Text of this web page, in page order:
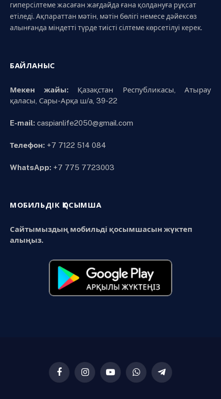
гиперсілтеме жасаған жағдайда ғана қолдануға рұқсат
етіледі. Ақпараттан мәтін, мәтін бөлігі немесе дәйексөз
алынғанда міндетті түрде тиісті сілтеме көрсетілуі керек.
БАЙЛАНЫС
Мекен жайы:Қазақстан Республикасы, Атырау
қаласы, Сары-Арқа ш/а, 39-22
E-mail: caspianlife2050@gmail.com
Телефон: +7 7122 514 084
WhatsApp: +7 775 7723003
МОБИЛЬДІК ҚОСЫМША
Сайтымыздың мобильді қосымшасын жүктеп
алыңыз.
FacebookInstagramYouTubeWhatsAppTelegram